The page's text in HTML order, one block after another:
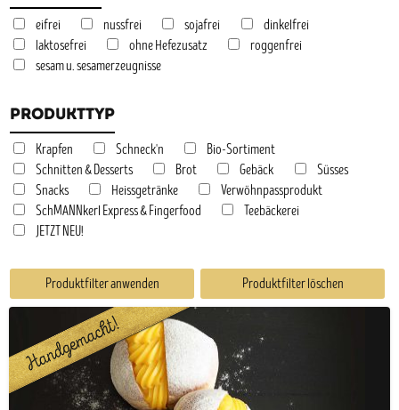
eifrei nussfrei sojafrei
dinkelfrei
laktosefrei
ohne Hefezusatz
roggenfrei
sesam u. sesamerzeugnisse
Produkttyp
Krapfen Schneck'n
Bio-Sortiment
Schnitten & Desserts
Brot Gebäck
Süsses
Snacks
Heissgetränke
Verwöhnpassprodukt
SchMANNkerl Express & Fingerfood
Teebäckerei
JETZT NEU!
Produktfilter anwenden Produktfilter löschen